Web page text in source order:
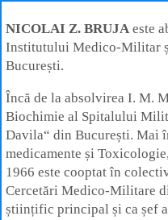
NICOLAI Z. BRUJA este
Institutului Medico-Militar
București.
Încă de la absolvirea I. M.
Biochimie al Spitalului
Davila“ din București. Mai
medicamente și
1966 este cooptat în
Cercetări Medico-Militare
științific principal și ca șef